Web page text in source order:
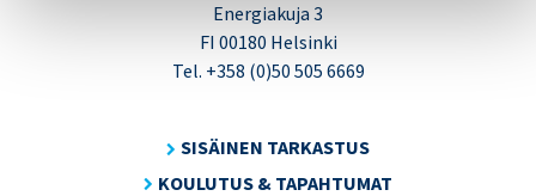
Energiakuja 3
FI 00180 Helsinki
Tel. +358 (0)50 505 6669
SISÄINEN TARKASTUS
KOULUTUS & TAPAHTUMAT